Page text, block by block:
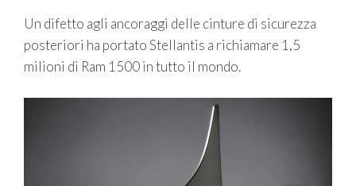
Un difetto agli ancoraggi delle cinture di sicurezza
posteriori ha portato Stellantis a richiamare 1,5
milioni di Ram 1500 in tutto il mondo.